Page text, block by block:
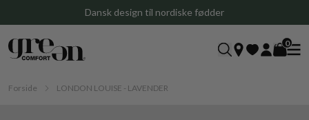
Gratis levering ved køb over 699 DKK
0
Forside LONDON LOUISE - LAVENDER